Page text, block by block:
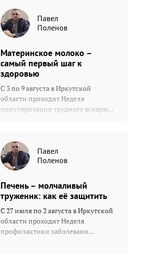
Павел
Поленов
Материнское молоко –
самый первый шаг к
здоровью
С 3 по 9 августа в Иркутской
области проходит Неделя
популяризации грудного вскарм...
Павел
Поленов
Печень – молчаливый
труженик: как её защитить
С 27 июля по 2 августа в Иркутской
области проходит Неделя
профилактики заболевани...